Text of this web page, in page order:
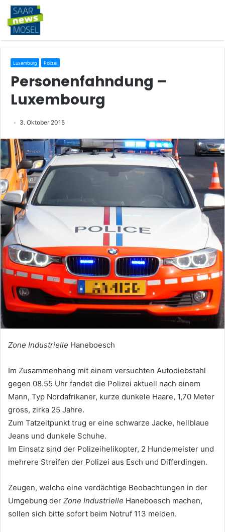
Luxemburg Polizei
Personenfahndung –
Luxembourg
3. Oktober 2015
Zone Industrielle Haneboesch
Im Zusammenhang mit einem versuchten Autodiebstahl
gegen 08.55 Uhr fandet die Polizei aktuell nach einem
Mann, Typ Nordafrikaner, kurze dunkele Haare, 1,70 Meter
gross, zirka 25 Jahre.
Zum Tatzeitpunkt trug er eine schwarze Jacke, hellblaue
Jeans und dunkele Schuhe.
Im Einsatz sind der Polizeihelikopter, 2 Hundemeister und
mehrere Streifen der Polizei aus Esch und Differdingen.
Zeugen, welche eine verdächtige Beobachtungen in der
Umgebung der Zone Industrielle Haneboesch machen,
sollen sich bitte sofort beim Notruf 113 melden.